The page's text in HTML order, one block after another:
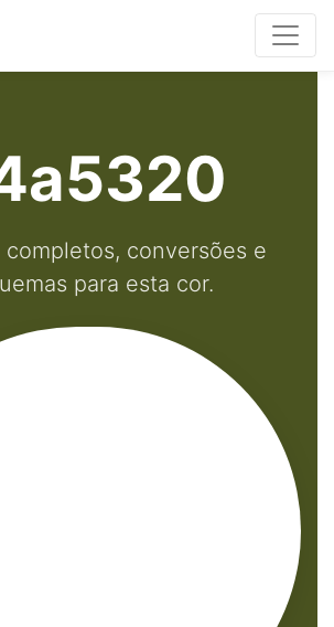
completos, conversões e
para esta cor.